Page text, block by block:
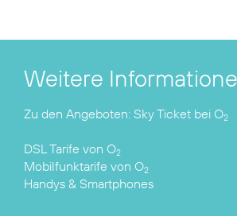
Weitere
Zu den Angeboten: Sky Ticket bei O2
DSL Tarife von O2
Mobilfunktarife von O2
Handys & Smartphones